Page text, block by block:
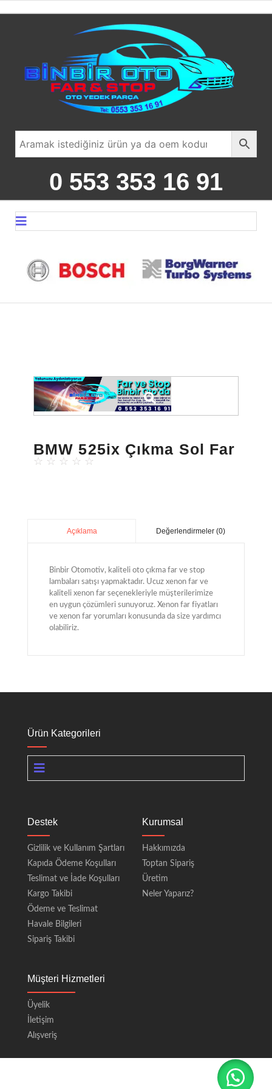
0 553 353 16 91
BMW 525ix Çıkma Sol Far
☆ ☆ ☆ ☆ ☆
Açıklama Değerlendirmeler (0)
Binbir Otomotiv, kaliteli oto çıkma far ve stop
lambaları satışı yapmaktadır. Ucuz xenon far ve
kaliteli xenon far seçenekleriyle müşterilerimize
en uygun çözümleri sunuyoruz. Xenon far fiyatları
ve xenon far yorumları konusunda da size yardımcı
olabiliriz.
Ürün Kategorileri
Destek
Gizlilik ve Kullanım Şartları
Kapıda Ödeme Koşulları
Teslimat ve İade Koşulları
Kargo Takibi
Ödeme ve Teslimat
Havale Bilgileri
Sipariş Takibi
Kurumsal
Hakkımızda
Toptan Sipariş
Üretim
Neler Yaparız?
Müşteri Hizmetleri
Üyelik
İletişim
Alışveriş